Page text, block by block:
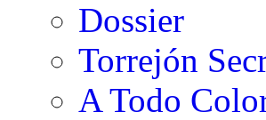
Dossier
Torrejón
A Todo